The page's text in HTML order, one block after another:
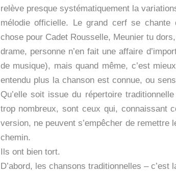
relève presque systématiquement la
mélodie officielle. Le grand cerf se
chose pour Cadet Rousselle, Meunier tu
drame, personne n’en fait une affaire
de musique), mais quand même, c’est
entendu plus la chanson est connue, ou
Qu’elle soit issue du répertoire
trop nombreux, sont ceux qui, connaissant
version, ne peuvent s’empêcher de remettre
chemin.
Ils ont bien tort.
D’abord, les chansons traditionnelles –